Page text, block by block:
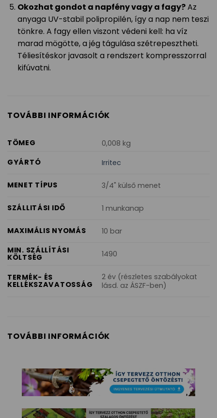
Okozhat gondot a napfény vagy a fagy?Az
anyaga UV-stabil polipropilén, így a nap nem teszi
tönkre. A fagy ellen viszont védeni kell: ha víz
marad mögötte, a jég tágulása szétrepesztheti.
Téliesítéskor javasolt a rendszert kompresszorral
kifúvatni.
TOVÁBBI INFORMÁCIÓK
TÖMEG
0,008 kg
GYÁRTÓ
Irritec
MENET TÍPUS 3/4" külső menet
SZÁLLITÁSI IDŐ 1 munkanap
MAXIMÁLIS NYOMÁS
10 bar
MIN. SZÁLLÍTÁSI
KÖLTSÉG 1490
TERMÉK- ÉS
KELLÉKSZAVATOSSÁG
2 év (részletes szabályokat
lásd. az ÁSZF-ben)
TOVÁBBI INFORMÁCIÓK